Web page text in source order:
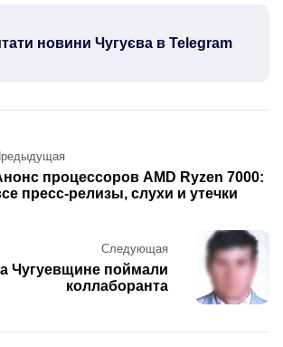
новини Чугуєва в Telegram
процессоров AMD Ryzen 7000:
пресс-релизы, слухи и утечки
Следующая
Чугуевщине поймали
коллаборанта